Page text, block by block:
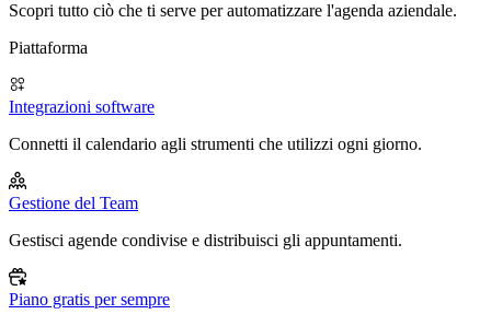
Scopri tutto ciò che ti serve per automatizzare l'agenda aziendale.
Piattaforma
Integrazioni software
Connetti il calendario agli strumenti che utilizzi ogni giorno.
Gestione del Team
Gestisci agende condivise e distribuisci gli appuntamenti.
Piano gratis per sempre